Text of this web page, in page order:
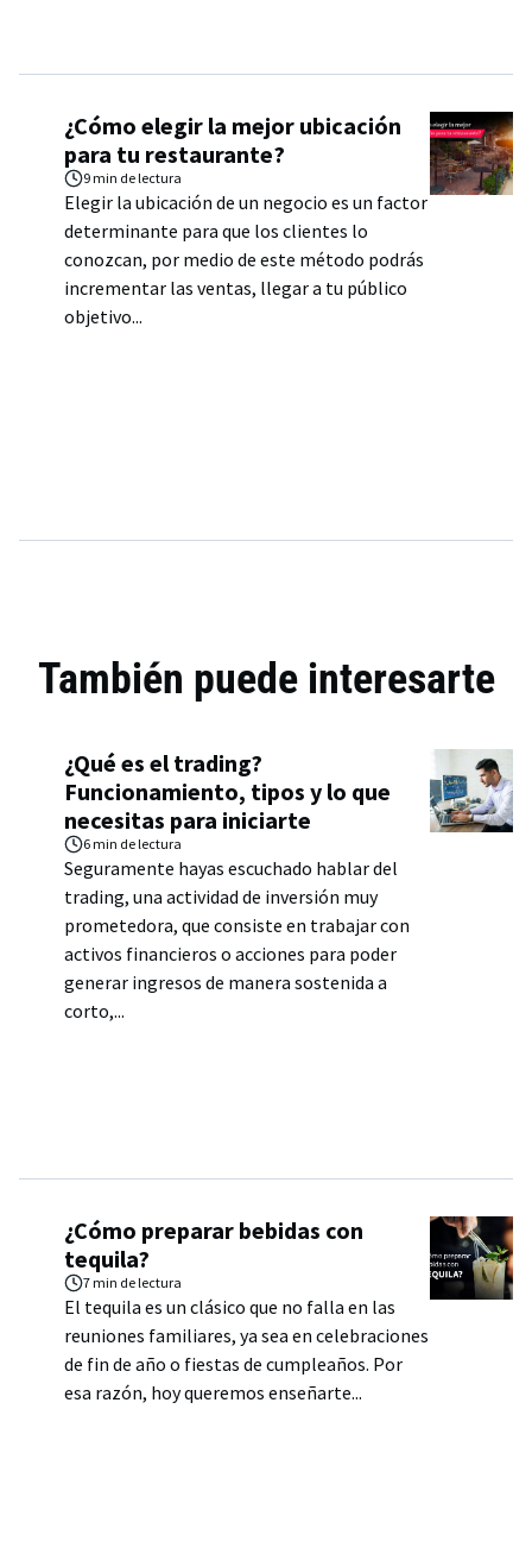
¿Cómo elegir la mejor ubicación
para tu restaurante?
9 min de lectura
Elegir la ubicación de un negocio es un factor
determinante para que los clientes lo
conozcan, por medio de este método podrás
incrementar las ventas, llegar a tu público
objetivo...
También puede interesarte
¿Qué es el trading?
Funcionamiento, tipos y lo que
necesitas para iniciarte
6 min de lectura
Seguramente hayas escuchado hablar del
trading, una actividad de inversión muy
prometedora, que consiste en trabajar con
activos financieros o acciones para poder
generar ingresos de manera sostenida a
corto,...
¿Cómo preparar bebidas con
tequila?
7 min de lectura
El tequila es un clásico que no falla en las
reuniones familiares, ya sea en celebraciones
de fin de año o fiestas de cumpleaños. Por
esa razón, hoy queremos enseñarte...